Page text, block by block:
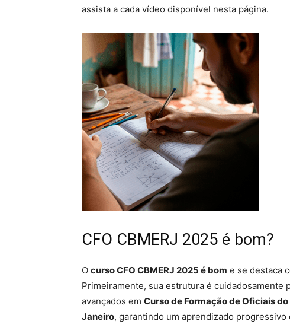
assista a cada vídeo disponível nesta página.
CFO CBMERJ 2025 é bom?
O curso CFO CBMERJ 2025 é bom e se destaca
Primeiramente, sua estrutura é cuidadosamente
avançados em Curso de Formação de Oficiais
Janeiro, garantindo um aprendizado progressivo